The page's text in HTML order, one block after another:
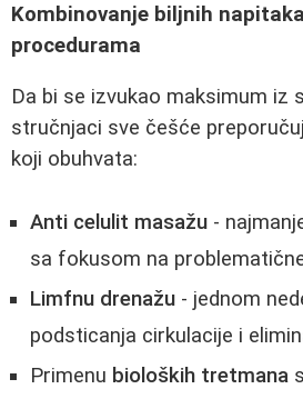
Kombinovanje biljnih
procedurama
Da bi se izvukao maksimum iz
stručnjaci sve češće
koji obuhvata:
Anti celulit masažu -
sa fokusom na
Limfnu drenažu - jednom
podsticanja cirkulacije i
Primenu bioloških tretmana